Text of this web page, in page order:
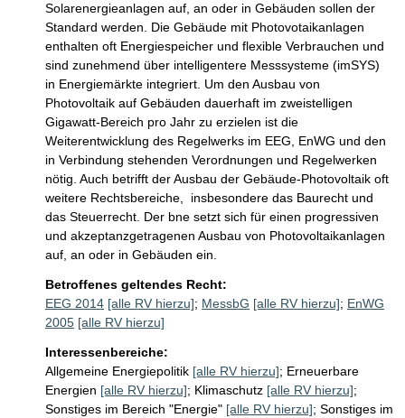
Solarenergieanlagen auf, an oder in Gebäuden sollen der
Standard werden. Die Gebäude mit Photovotaikanlagen
enthalten oft Energiespeicher und flexible Verbrauchen und
sind zunehmend über intelligentere Messsysteme (imSYS)
in Energiemärkte integriert. Um den Ausbau von
Photovoltaik auf Gebäuden dauerhaft im zweistelligen
Gigawatt-Bereich pro Jahr zu erzielen ist die
Weiterentwicklung des Regelwerks im EEG, EnWG und den
in Verbindung stehenden Verordnungen und Regelwerken
nötig. Auch betrifft der Ausbau der Gebäude-Photovoltaik oft
weitere Rechtsbereiche,  insbesondere das Baurecht und
das Steuerrecht. Der bne setzt sich für einen progressiven
und akzeptanzgetragenen Ausbau von Photovoltaikanlagen
Betroffenes geltendes Recht:
EEG 2014 [alle RV hierzu]; MessbG [alle RV hierzu]; EnWG
2005 [alle RV hierzu]
Interessenbereiche:
Allgemeine Energiepolitik [alle RV hierzu]; Erneuerbare
Energien [alle RV hierzu]; Klimaschutz [alle RV hierzu];
Sonstiges im Bereich "Energie" [alle RV hierzu]; Sonstiges im